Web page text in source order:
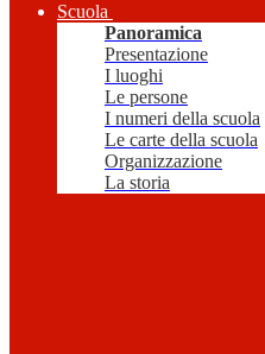
Scuola
Panoramica
Presentazione
I luoghi
Le persone
I numeri della scuola
Le carte della scuola
Organizzazione
La storia